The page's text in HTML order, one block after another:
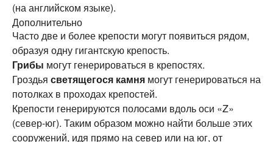
(на английском языке).
Дополнительно
Часто две и более крепости могут появиться рядом,
образуя одну гигантскую крепость.
Грибы могут генерироваться в крепостях.
Гроздья светящегося камня могут генерироваться на
потолках в проходах крепостей.
Крепости генерируются полосами вдоль оси «Z»
(север-юг). Таким образом можно найти больше этих
сооружений, идя прямо на север или на юг, от